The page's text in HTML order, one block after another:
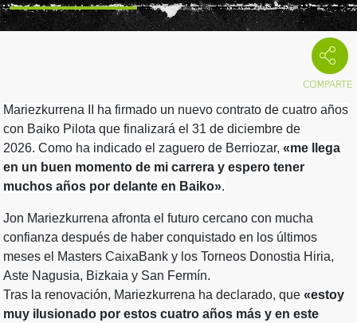
Mariezkurrena II ha firmado un nuevo contrato de cuatro años
con Baiko Pilota que finalizará el 31 de diciembre de
2026. Como ha indicado el zaguero de Berriozar, «me llega
en un buen momento de mi carrera y espero tener
muchos años por delante en Baiko».
Jon Mariezkurrena afronta el futuro cercano con mucha
confianza después de haber conquistado en los últimos
meses el Masters CaixaBank y los Torneos Donostia Hiria,
Aste Nagusia, Bizkaia y San Fermín.
Tras la renovación, Mariezkurrena ha declarado, que «estoy
muy ilusionado por estos cuatro años más y en este